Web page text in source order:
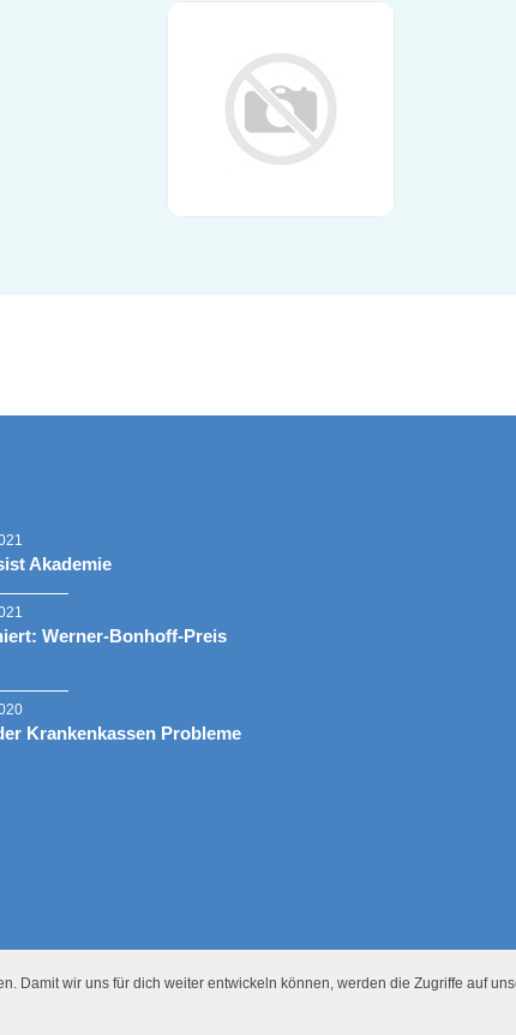
Damit wir uns für dich weiter entwickeln können, werden die Zugriffe auf
Akademie
Werner-Bonhoff-Preis
Krankenkassen Probleme